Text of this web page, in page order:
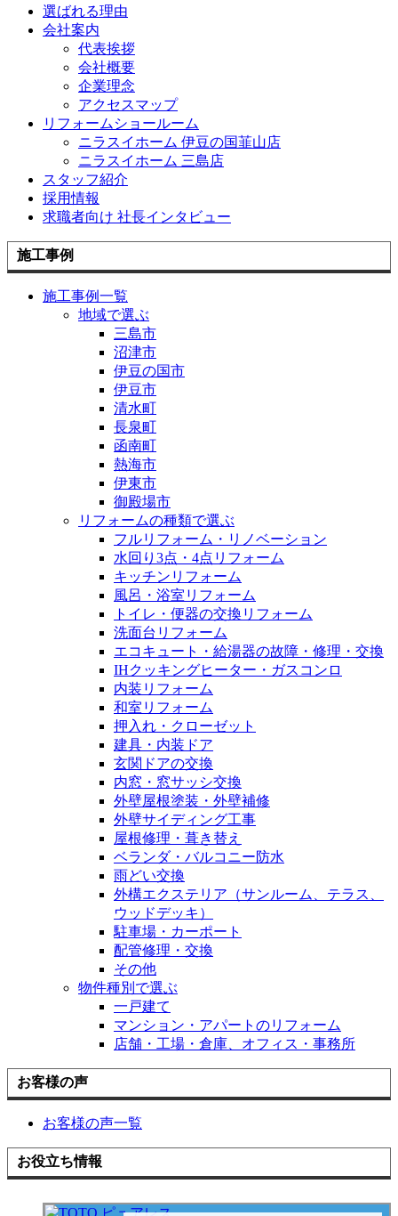
選ばれる理由
会社案内
代表挨拶
会社概要
企業理念
アクセスマップ
リフォームショールーム
ニラスイホーム 伊豆の国韮山店
ニラスイホーム 三島店
スタッフ紹介
採用情報
求職者向け 社長インタビュー
施工事例
施工事例一覧
地域で選ぶ
三島市
沼津市
伊豆の国市
伊豆市
清水町
長泉町
函南町
熱海市
伊東市
御殿場市
リフォームの種類で選ぶ
フルリフォーム・リノベーション
水回り3点・4点リフォーム
キッチンリフォーム
風呂・浴室リフォーム
トイレ・便器の交換リフォーム
洗面台リフォーム
エコキュート・給湯器の故障・修理・交換
IHクッキングヒーター・ガスコンロ
内装リフォーム
和室リフォーム
押入れ・クローゼット
建具・内装ドア
玄関ドアの交換
内窓・窓サッシ交換
外壁屋根塗装・外壁補修
外壁サイディング工事
屋根修理・葺き替え
ベランダ・バルコニー防水
雨どい交換
外構エクステリア（サンルーム、テラス、
ウッドデッキ）
駐車場・カーポート
配管修理・交換
その他
物件種別で選ぶ
一戸建て
マンション・アパートのリフォーム
店舗・工場・倉庫、オフィス・事務所
お客様の声
お客様の声一覧
お役立ち情報